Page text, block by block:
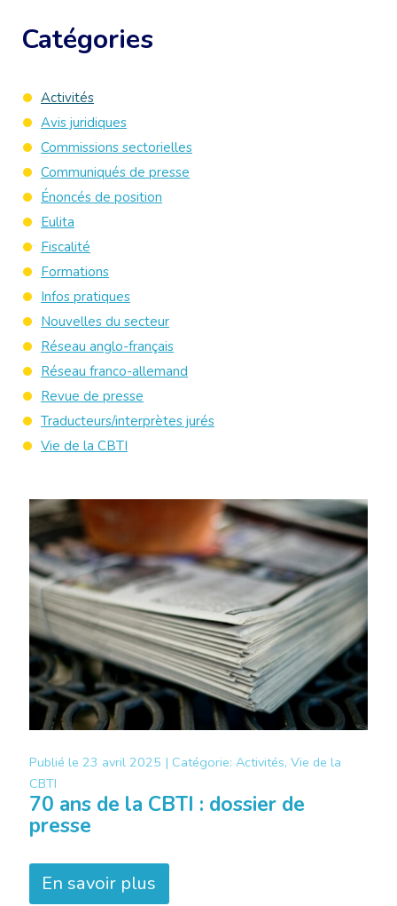
Publié le 23 avril 2025 | Catégorie: Activités, Vie de la
CBTI
70 ans de la CBTI : dossier de
presse
En savoir plus
Catégories
Activités
Avis juridiques
Commissions sectorielles
Communiqués de presse
Énoncés de position
Eulita
Fiscalité
Formations
Infos pratiques
Nouvelles du secteur
Réseau anglo-français
Réseau franco-allemand
Revue de presse
Traducteurs/interprètes jurés
Vie de la CBTI